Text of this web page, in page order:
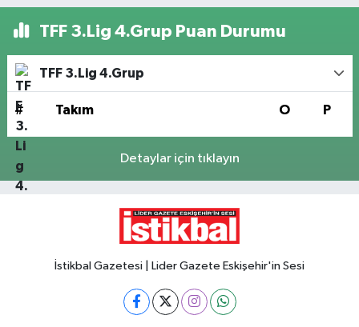
TFF 3.Lig 4.Grup Puan Durumu
TFF 3.Lig 4.Grup
# Takım O P
Detaylar için tıklayın
İstikbal Gazetesi | Lider Gazete Eskişehir'in Sesi